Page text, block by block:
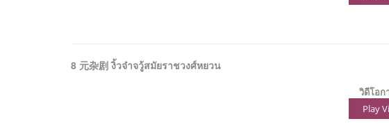
8 元杂剧 งิ้วจ๋าจวู้สมัยราชวงศ์หยวน
วิดีโอก
Play